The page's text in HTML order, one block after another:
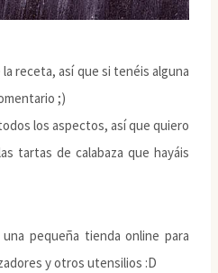
receta, así que si tenéis alguna
;)
los aspectos, así que quiero
tartas de calabaza que hayáis
pequeña tienda online para
y otros utensilios :D